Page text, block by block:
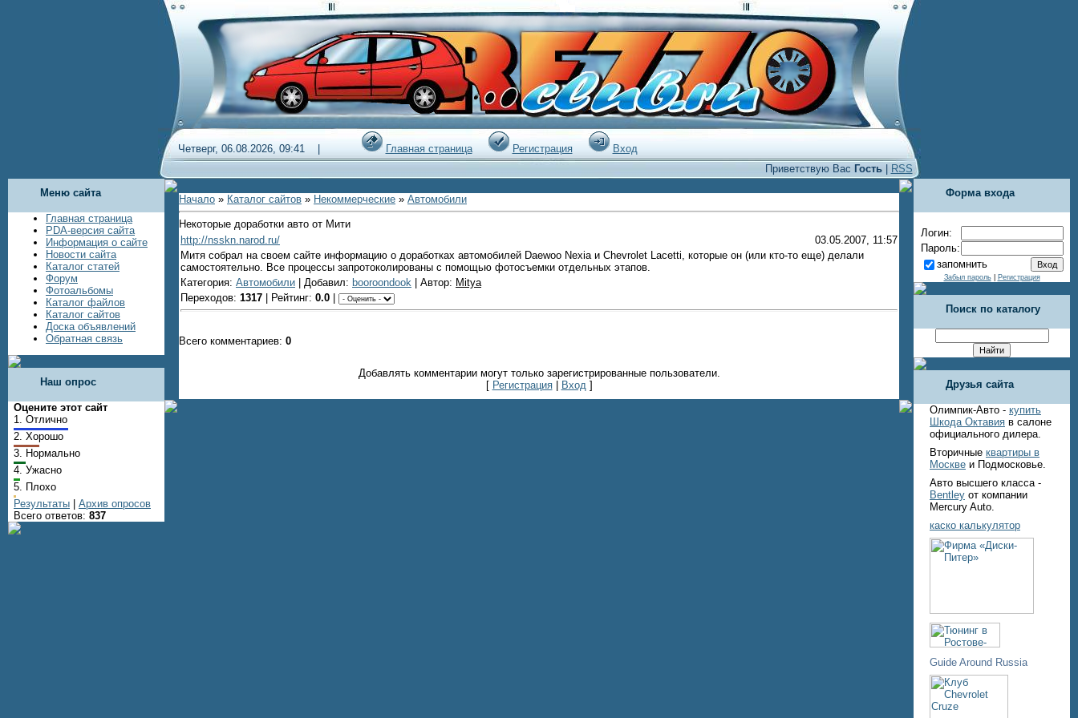
Четверг, 06.08.2026, 09:41 | Главная страница Регистрация
Вход
Приветствую Вас Гость|
RSS
Меню сайта
Главная страница
PDA-версия сайта
Информация о сайте
Новости сайта
Каталог статей
Форум
Фотоальбомы
Каталог файлов
Каталог сайтов
Доска объявлений
Обратная связь
Наш опрос
Оцените этот сайт
1. Отлично
2. Хорошо
3. Нормально
4. Ужасно
5. Плохо
Результаты
Архив опросов
Всего ответов: 837
Начало » Каталог сайтов » Некоммерческие » Автомобили
Некоторые доработки авто от Мити
http://nsskn.narod.ru/
03.05.2007, 11:57
Митя собрал на своем сайте информацию о доработках автомобилей Daewoo Nexia и Chevrolet Lacetti, которые он (или кто-то еще) делали
самостоятельно. Все процессы запротоколированы с помощью фотосъемки отдельных этапов.
Категория: Автомобили | Добавил: booroondook | Автор: Mitya
Переходов: 1317 | Рейтинг: 0.0
Всего комментариев: 0
Добавлять комментарии могут только зарегистрированные пользователи.
[ Регистрация| Вход]
Форма входа
Логин:
Пароль:
запомнить
Забыл пароль| Регистрация
Поиск по каталогу
Друзья сайта
Олимпик-Авто - купить
Шкода Октавия в салоне
официального дилера.
Вторичные квартиры в
Москве и Подмосковье.
Авто высшего класса -
Bentley от компании
Mercury Auto.
каско калькулятор
Guide Around Russia